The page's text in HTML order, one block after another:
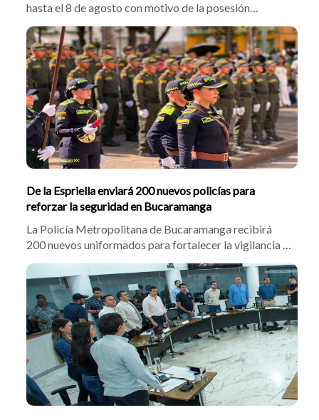
hasta el 8 de agosto con motivo de la posesión
presidencial. La norma restringió el transporte de
escombros, mudanzas y cilindros de gas, prohibiendo
además el uso de drones cerca de sedes
gubernamentales.
De la Espriella enviará 200 nuevos policías para
reforzar la seguridad en Bucaramanga
La Policía Metropolitana de Bucaramanga recibirá
200 nuevos uniformados para fortalecer la vigilancia y
combatir la delincuencia en la ciudad. El alcalde
Cristian Portilla confirmó el despliegue tras gestiones
con el presidente electo Abelardo De la Espriella,
enfocando los operativos en sectores críticos frente al
hurto y el homicidio.